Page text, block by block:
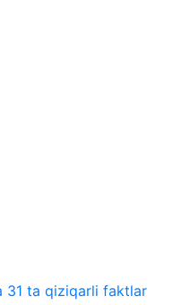
31 ta qiziqarli faktlar